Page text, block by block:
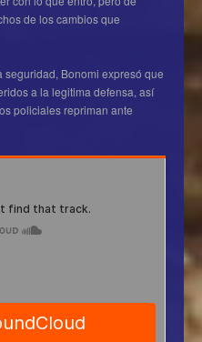
de los cambios que
Bonomi expresó que
a la legitima defensa, así
policiales repriman ante